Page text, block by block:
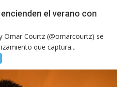
el verano con
Omar Courtz (@omarcourtz) se
que captura...